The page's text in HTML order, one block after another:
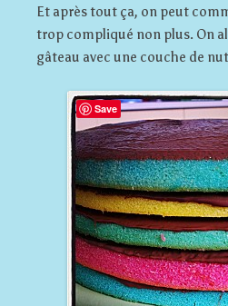
Et après tout ça, on peut
trop compliqué non plus. On
gâteau avec une couche de
Save